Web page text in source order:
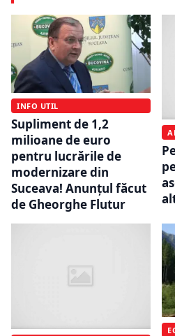
INFO UTIL
Supliment de 1,2
milioane de euro
pentru lucrările de
modernizare din
Suceava! Anunțul făcut
de Gheorghe Flutur